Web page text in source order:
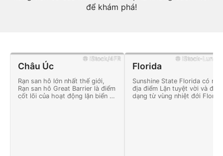
để khám phá!
© iStock/4FR
Châu Úc
Rạn san hô lớn nhất thế giới,
Rạn san hô Great Barrier là điểm
cốt lõi của hoạt động lặn biển ở
© iStock-
Florida
Sunshine State Florida có
địa điểm Lặn tuyệt vời và đa
dạng từ vùng nhiệt đới Florida